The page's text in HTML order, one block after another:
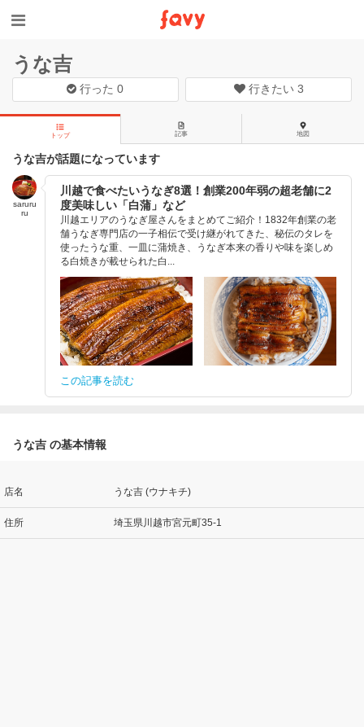
うな吉
行った0 行きたい 3
トップ 記事 地図
うな吉が話題になっています
saruru
ru
川越で食べたいうなぎ8選！創業200年弱の超老舗に2
度美味しい「白蒲」など
川越エリアのうなぎ屋さんをまとめてご紹介！1832年創業の老
舗うなぎ専門店の一子相伝で受け継がれてきた、秘伝のタレを
使ったうな重、一皿に蒲焼き、うなぎ本来の香りや味を楽しめ
る白焼きが載せられた白...
この記事を読む
うな吉 の基本情報
店名 うな吉 (ウナキチ)
住所 埼玉県川越市宮元町35-1